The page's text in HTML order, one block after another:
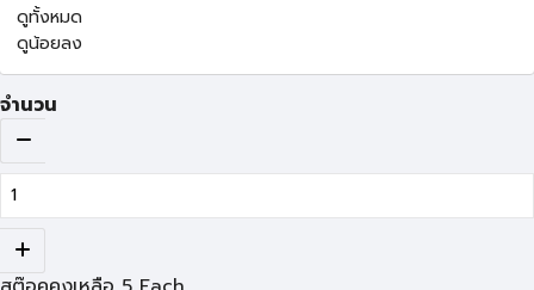
ดูทั้งหมด
ดูน้อยลง
จำนวน